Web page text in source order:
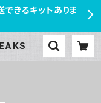
きるキットありま